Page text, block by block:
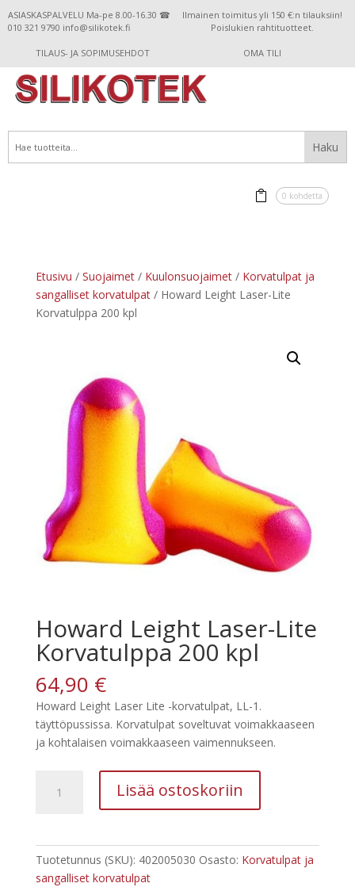
ASIASKASPALVELU Ma-pe 8.00-16.30 ☎
010 321 9790 info@silikotek.fi
Ilmainen toimitus yli 150 €:n tilauksiin!
Poislukien rahtituotteet.
TILAUS- JA SOPIMUSEHDOT OMA TILI
0 kohdetta
Etusivu / Suojaimet/ Kuulonsuojaimet/ Korvatulpat ja
sangalliset korvatulpat/ Howard Leight Laser-Lite
Korvatulppa 200 kpl
Howard Leight Laser-Lite
Korvatulppa 200 kpl
64,90 €
Howard Leight Laser Lite -korvatulpat, LL-1.
täyttöpussissa. Korvatulpat soveltuvat voimakkaaseen
ja kohtalaisen voimakkaaseen vaimennukseen.
Leight
Lisää ostoskoriin
Tuotetunnus (SKU): 402005030 Osasto: Korvatulpat ja
sangalliset korvatulpat